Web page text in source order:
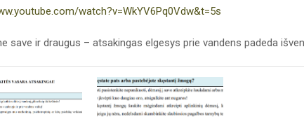
watch?v=WkYV6Pq0Vdw&t=5s
save ir draugus – atsakingas elgesys prie vandens padeda